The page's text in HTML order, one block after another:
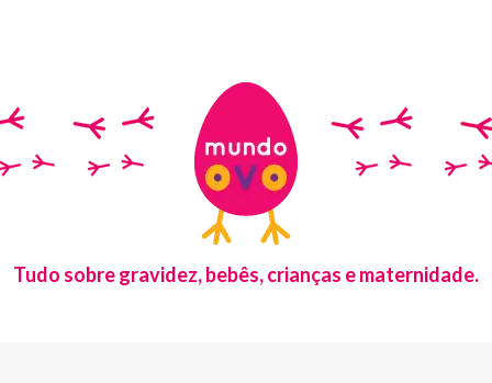
Tudo sobre gravidez, bebês, crianças e maternidade.